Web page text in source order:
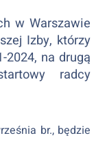
w Warszawie
Izby, którzy
2024, na drugą
radcy
br., będzie